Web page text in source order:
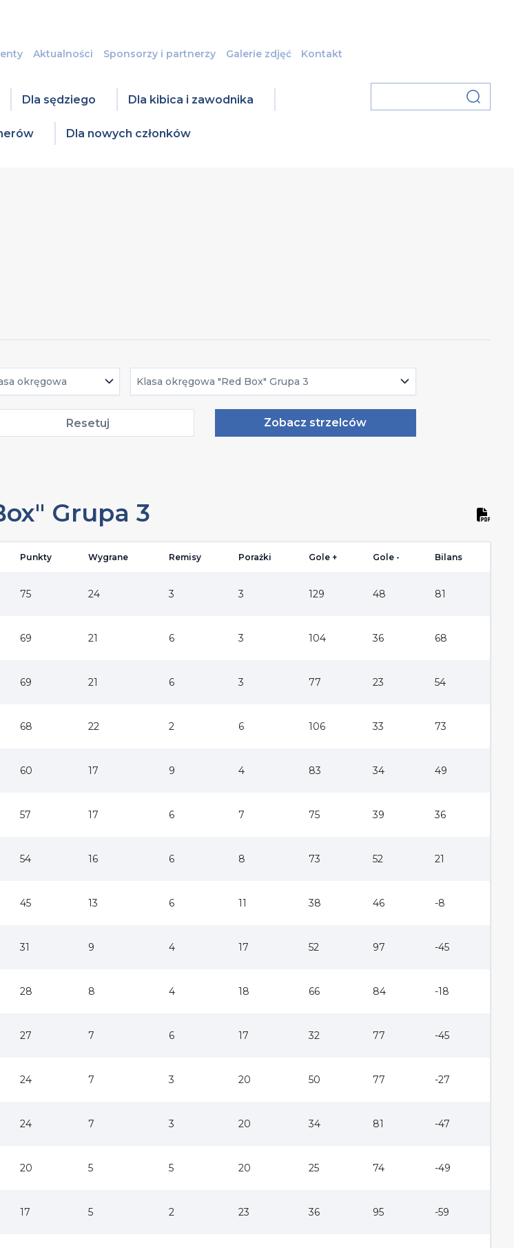
Aktualności Sponsorzy i partnerzy Galerie zdjęć Kontakt
Dla sędziego Dla kibica i zawodnika
Dla nowych członków
okręgowa Klasa okręgowa "Red Box" Grupa 3
Resetuj Zobacz strzelców
Grupa 3
Punkty Wygrane Remisy Porażki Gole + Gole - Bilans
75 24 3 3 129 48 81
69 21 6 3 104 36 68
69 21 6 3 77 23 54
68 22 2 6 106 33 73
60 17 9 4 83 34 49
57 17 6 7 75 39 36
54 16 6 8 73 52 21
45 13 6 11 38 46 -8
31 9 4 17 52 97 -45
28 8 4 18 66 84 -18
27 7 6 17 32 77 -45
24 7 3 20 50 77 -27
24 7 3 20 34 81 -47
20 5 5 20 25 74 -49
17 5 2 23 36 95 -59